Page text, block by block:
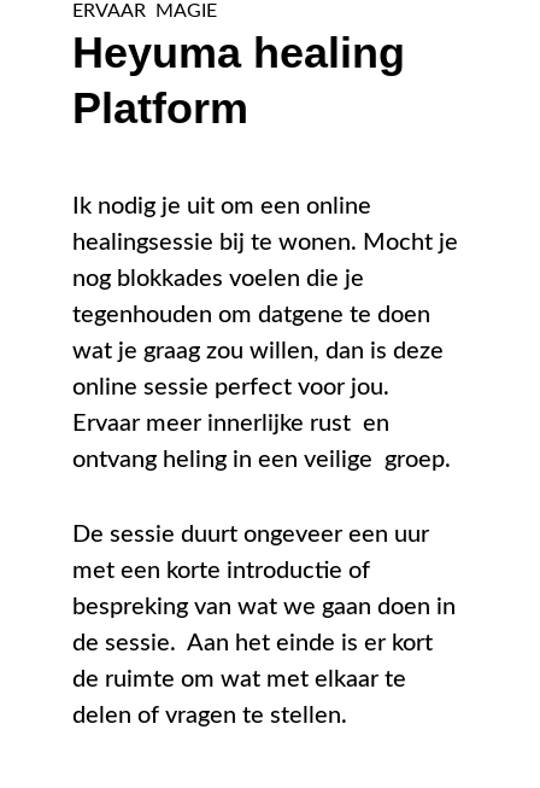
ERVAAR  MAGIE
Heyuma healing
Platform
Ik nodig je uit om een online
healingsessie bij te wonen. Mocht je
nog blokkades voelen die je
tegenhouden om datgene te doen
wat je graag zou willen, dan is deze
online sessie perfect voor jou.
Ervaar meer innerlijke rust  en
ontvang heling in een veilige  groep.
De sessie duurt ongeveer een uur
met een korte introductie of
bespreking van wat we gaan doen in
de sessie.  Aan het einde is er kort
de ruimte om wat met elkaar te
delen of vragen te stellen.